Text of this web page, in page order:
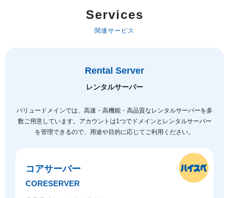
Services
関連サービス
Rental Server
レンタルサーバー
バリュードメインでは、高速・高機能・高品質なレンタルサーバーを多
数ご用意しています。
アカウントは1つでドメインとレンタルサーバー
を管理できるので、用途や目的に応じてご利用ください。
コアサーバー
CORESERVER